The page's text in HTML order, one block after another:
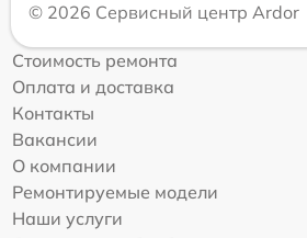
© 2026 Сервисный центр Ardor
Стоимость ремонта
Оплата и доставка
Контакты
Вакансии
О компании
Ремонтируемые модели
Наши услуги